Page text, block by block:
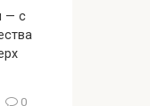
— с
0